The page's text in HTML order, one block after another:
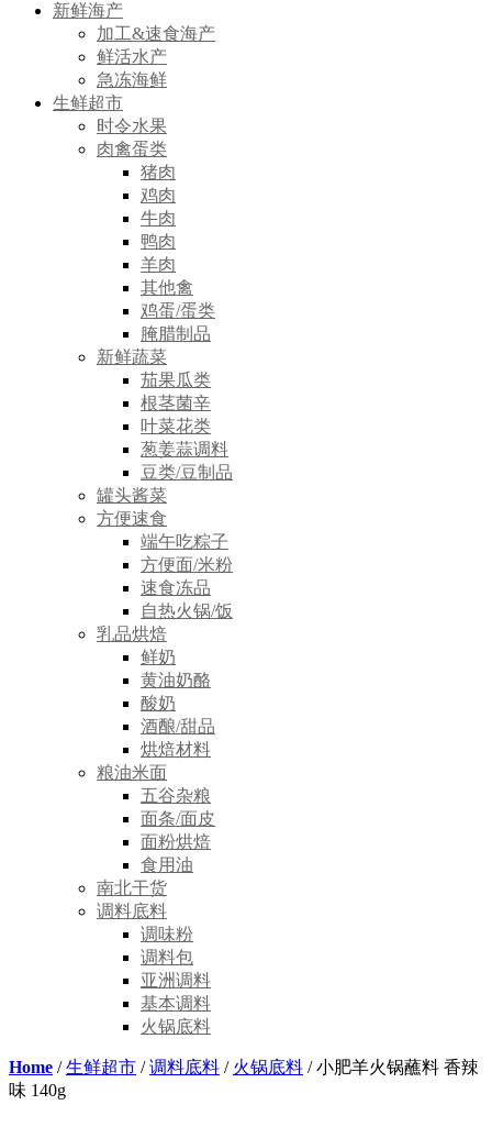
新鲜海产
加工&速食海产
鲜活水产
急冻海鲜
生鲜超市
时令水果
肉禽蛋类
猪肉
鸡肉
牛肉
鸭肉
羊肉
其他禽
鸡蛋/蛋类
腌腊制品
新鲜蔬菜
茄果瓜类
根茎菌辛
叶菜花类
葱姜蒜调料
豆类/豆制品
罐头酱菜
方便速食
端午吃粽子
方便面/米粉
速食冻品
自热火锅/饭
乳品烘焙
鲜奶
黄油奶酪
酸奶
酒酿/甜品
烘焙材料
粮油米面
五谷杂粮
面条/面皮
面粉烘焙
食用油
南北干货
调料底料
调味粉
调料包
亚洲调料
基本调料
火锅底料
Home /生鲜超市 /调料底料 / 火锅底料 / 小肥羊火锅蘸料 香辣
味 140g